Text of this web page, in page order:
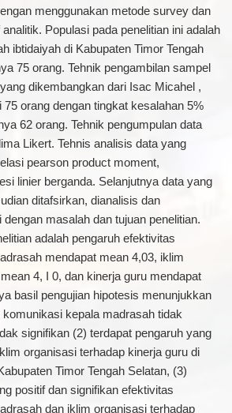
menggunakan metode survey dan
Populasi pada penelitian ini adalah
ibtidaiyah di Kabupaten Timor Tengah
75 orang. Tehnik pengambilan sampel
dikembangkan dari Isac Micahel ,
75 orang dengan tingkat kesalahan 5%
62 orang. Tehnik pengumpulan data
Likert. Tehnis analisis data yang
pearson product moment,
linier berganda. Selanjutnya data yang
ditafsirkan, dianalisis dan
masalah dan tujuan penelitian.
adalah pengaruh efektivitas
mendapat mean 4,03, iklim
4, I 0, dan kinerja guru mendapat
basil pengujian hipotesis menunjukkan
kepala madrasah tidak
signifikan (2) terdapat pengaruh yang
organisasi terhadap kinerja guru di
Timor Tengah Selatan, (3)
positif dan signifikan efektivitas
dan iklim organisasi terhadap